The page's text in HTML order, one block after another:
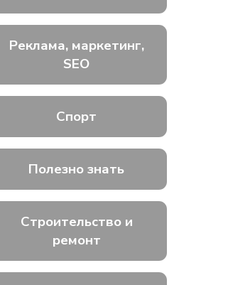
Реклама, маркетинг,
SEO
Спорт
Полезно знать
Строительство и
ремонт